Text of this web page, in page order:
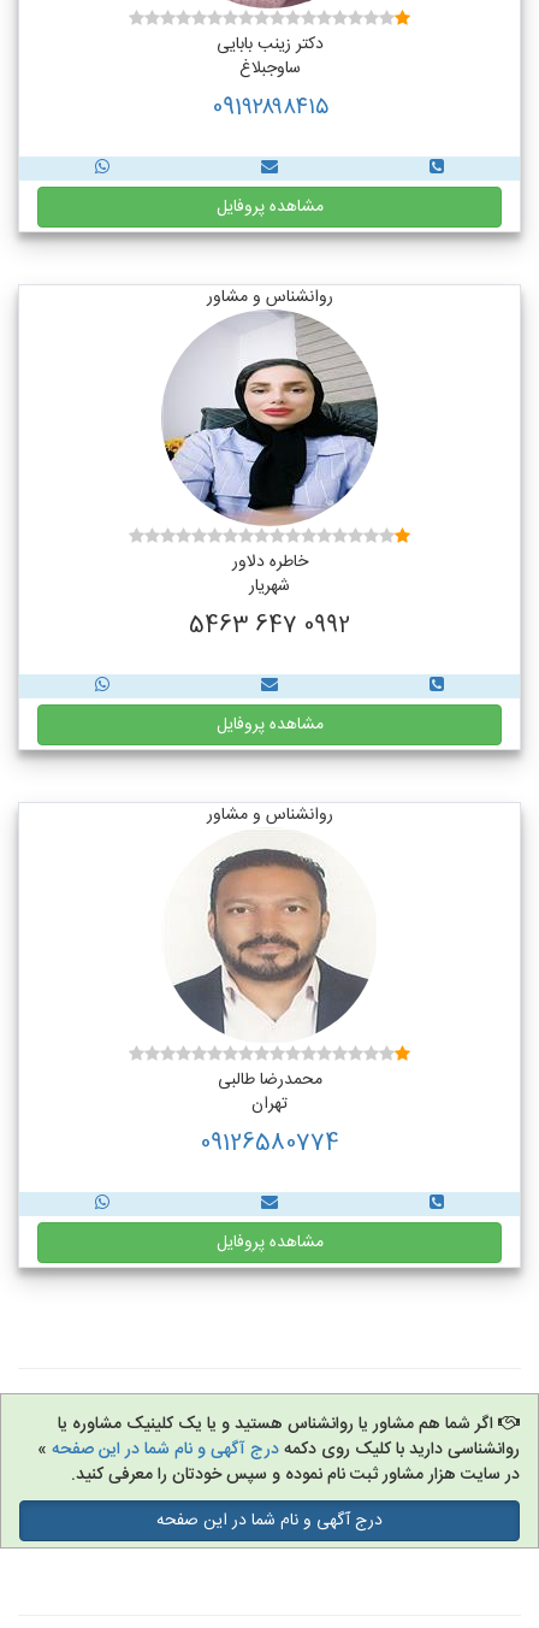
دکتر زینب بابایی
ساوجبلاغ
091۹۲۸۹۸۴۱۵
مشاهده پروفایل
روانشناس و مشاور
خاطره دلاور
شهریار
0992 647 5463
مشاهده پروفایل
روانشناس و مشاور
محمدرضا طالبی
تهران
09126580774
مشاهده پروفایل
اگر شما هم مشاور یا روانشناس هستید و یا یک کلینیک مشاوره یا
روانشناسی دارید با کلیک روی دکمهدرج آگهی و نام شما در این صفحه »
در سایت هزار مشاور ثبت نام نموده و سپس خودتان را معرفی کنید.
درج آگهی و نام شما در این صفحه